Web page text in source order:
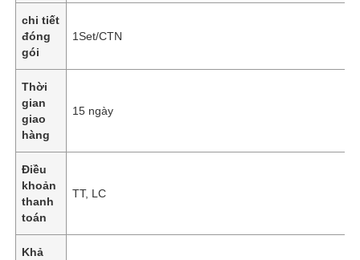
chi tiết
đóng
gói
1Set/CTN
Thời
gian
giao
hàng
15 ngày
Điều
khoản
thanh
toán
TT, LC
Khả